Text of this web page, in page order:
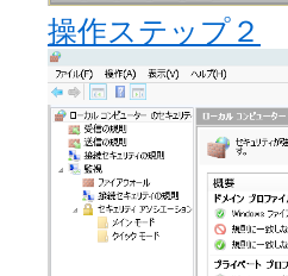
操作ステップ２